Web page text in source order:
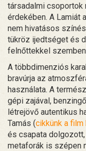
társadalmi csoportok
érdekében. A Lamiát
nem hivatásos
tükröz ijedtséget és
felnőttekkel
A többdimenziós
bravúrja az
használata. A
gépi zajával,
létrejövő autentikus
Tamás (cikkünk a
és csapata
metaforák is szépen